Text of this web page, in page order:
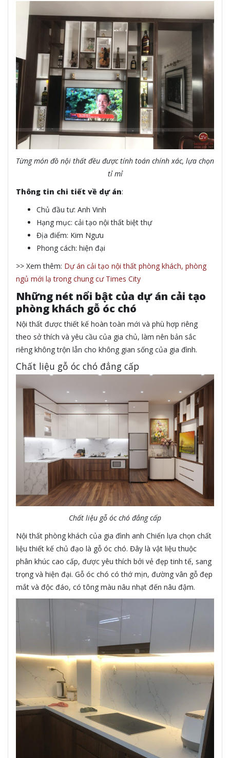
Từng món đồ nội thất đều được tính toán chính xác, lựa chọn
tỉ mỉ
Thông tin chi tiết về dự án:
Chủ đầu tư: Anh Vinh
Hạng mục: cải tạo nội thất biệt thự
Địa điểm: Kim Ngưu
Phong cách: hiện đại
>> Xem thêm: Dự án cải tạo nội thất phòng khách, phòng
ngủ mới lạ trong chung cư Times City
Những nét nổi bật của dự án cải tạo
phòng khách gỗ óc chó
Nội thất được thiết kế hoàn toàn mới và phù hợp riêng
theo sở thích và yêu cầu của gia chủ, làm nên bản sắc
riêng không trộn lẫn cho không gian sống của gia đình.
Chất liệu gỗ óc chó đẳng cấp
Chất liệu gỗ óc chó đẳng cấp
Nội thất phòng khách của gia đình anh Chiến lựa chọn chất
liệu thiết kế chủ đạo là gỗ óc chó. Đây là vật liệu thuộc
phân khúc cao cấp, được yêu thích bởi vẻ đẹp tinh tế, sang
trọng và hiện đại. Gỗ óc chó có thớ mịn, đường vân gỗ đẹp
mắt và độc đáo, có tông màu nâu nhạt đến nâu đậm.